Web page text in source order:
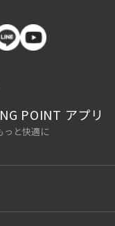
POINT アプリ
っと快適に